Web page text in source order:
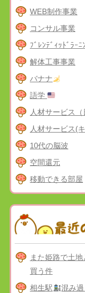
WEB制作事業
コンサル事業
ﾌﾞﾚﾝﾃﾞｨｯﾄﾞﾗｰﾆ
解体工事事業
バナナ
語学
人材サービス（
人材サービス(
10代の脳波
空間還元
移動できる部屋
また姫路で土
買う件
相生駅
混み